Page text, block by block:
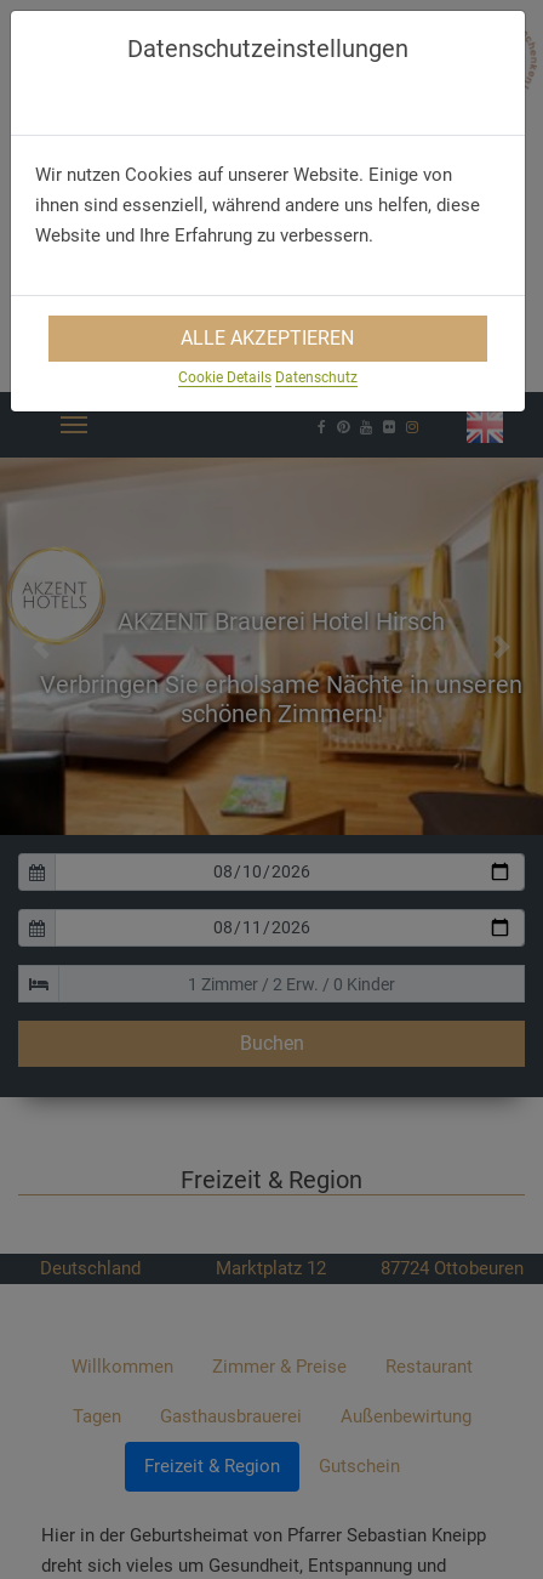
Telefon
+49 (83 32) 79 67 7 0
E-Mail
info@hirsch-ottobeuren.de
AKZENT Brauerei Hotel Hirsch
Verbringen Sie erholsame Nächte in unseren
schönen Zimmern!
Next
Buchen
Freizeit & Region
Deutschland Marktplatz 12 87724 Ottobeuren
Willkommen Zimmer & Preise Restaurant
Tagen Gasthausbrauerei Außenbewirtung
Freizeit & Region Gutschein
Hier in der Geburtsheimat von Pfarrer Sebastian Kneipp
dreht sich vieles um Gesundheit, Entspannung und
Datenschutzeinstellungen
Wir nutzen Cookies auf unserer Website. Einige von
ihnen sind essenziell, während andere uns helfen, diese
Website und Ihre Erfahrung zu verbessern.
ALLE AKZEPTIEREN
Cookie Details Datenschutz